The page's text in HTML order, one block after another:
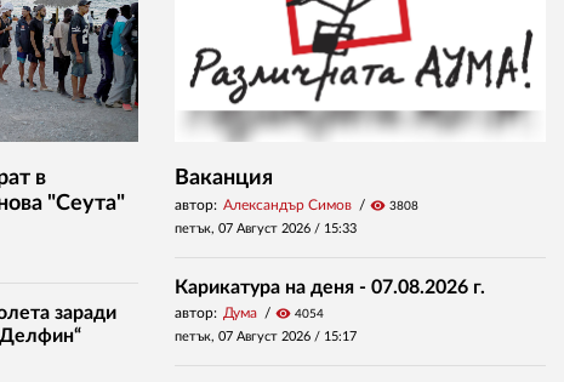
в
"Сеута"
заради
Ваканция
автор: Александър Симов visibility 3808
петък, 07 Август 2026 / 15:33
Карикатура на деня - 07.08.2026 г.
автор: Дума visibility 4054
петък, 07 Август 2026 / 15:17